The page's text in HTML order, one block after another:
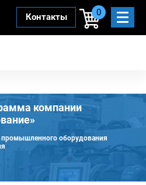
Контакты 0
компании
оборудования